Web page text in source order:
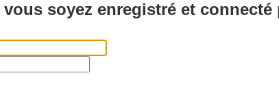
soyez enregistré et